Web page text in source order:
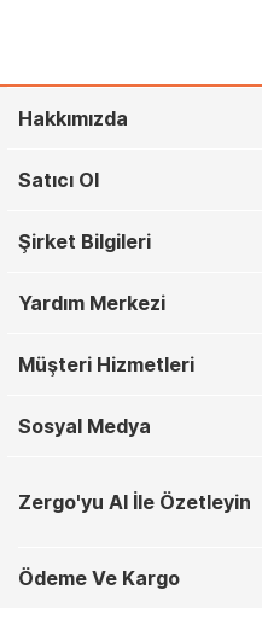
Hakkımızda
Satıcı Ol
Şirket Bilgileri
Yardım Merkezi
Müşteri Hizmetleri
Sosyal Medya
Zergo'yu AI İle Özetleyin
Ödeme Ve Kargo